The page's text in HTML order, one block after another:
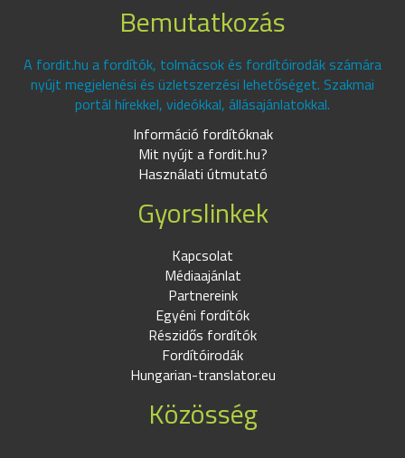
Bemutatkozás
A fordit.hu a fordítók, tolmácsok és fordítóirodák számára
nyújt megjelenési és üzletszerzési lehetőséget. Szakmai
portál hírekkel, videókkal, állásajánlatokkal.
Információ fordítóknak
Mit nyújt a fordit.hu?
Használati útmutató
Gyorslinkek
Kapcsolat
Médiaajánlat
Partnereink
Egyéni fordítók
Részidős fordítók
Fordítóirodák
Hungarian-translator.eu
Közösség